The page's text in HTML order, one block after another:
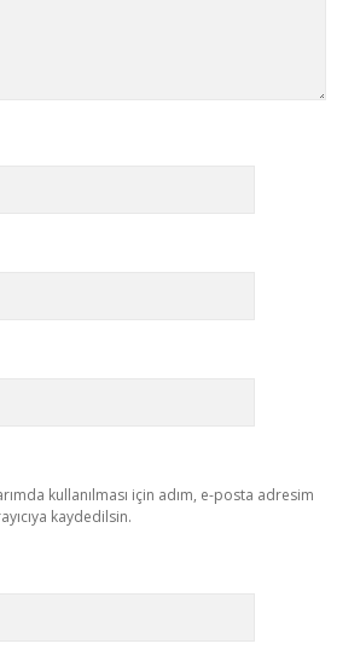
kullanılması için adım, e-posta adresim
kaydedilsin.